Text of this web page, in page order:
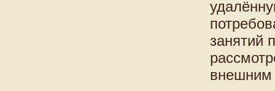
занятий
внешним